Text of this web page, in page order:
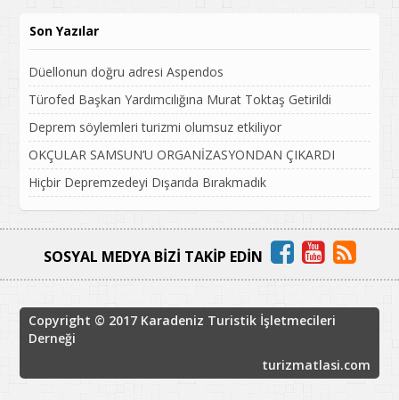
Son Yazılar
Düellonun doğru adresi Aspendos
Türofed Başkan Yardımcılığına Murat Toktaş Getirildi
Deprem söylemleri turizmi olumsuz etkiliyor
OKÇULAR SAMSUN’U ORGANİZASYONDAN ÇIKARDI
Hiçbir Depremzedeyi Dışarıda Bırakmadık
SOSYAL MEDYA BİZİ TAKİP EDİN
Copyright © 2017 Karadeniz Turistik İşletmecileri
Derneği
turizmatlasi.com